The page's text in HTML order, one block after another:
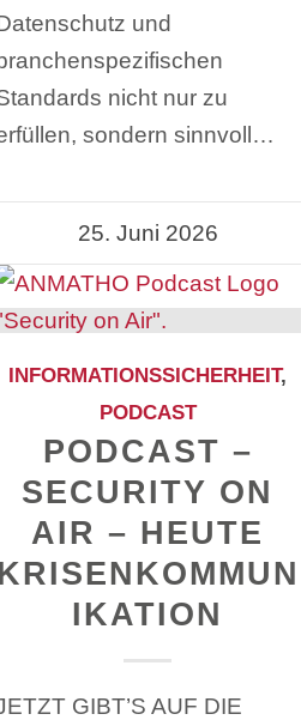
und
branchenspezifischen
nicht nur zu
sondern sinnvoll…
25. Juni 2026
INFORMATIONSSICHERHEIT,
PODCAST
PODCAST –
SECURITY ON
AIR – HEUTE
IKATION
GIBT’S AUF DIE